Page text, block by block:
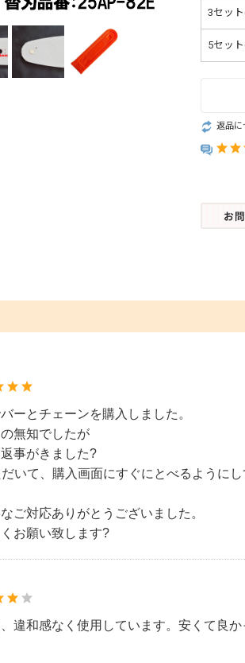
3セット
5セッ
返品に
ーとチェーンを購入しました。
無知でしたが
事がきました?
いて、購入画面にすぐにとべるように
ご対応ありがとうございました。
お願い致します?
違和感なく使用しています。安くて良